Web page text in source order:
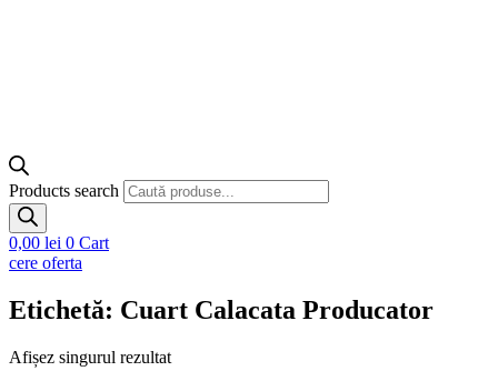
Products search
0,00 lei 0 Cart
cere oferta
Etichetă: Cuart Calacata Producator
Afișez singurul rezultat